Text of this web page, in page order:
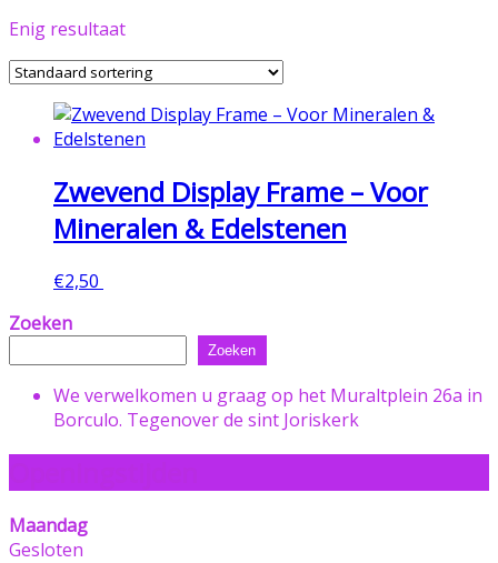
Enig resultaat
Zwevend Display Frame – Voor
Mineralen & Edelstenen
€2,50
Zoeken
Zoeken
We verwelkomen u graag op het Muraltplein 26a in
Borculo. Tegenover de sint Joriskerk
Maandag
Gesloten